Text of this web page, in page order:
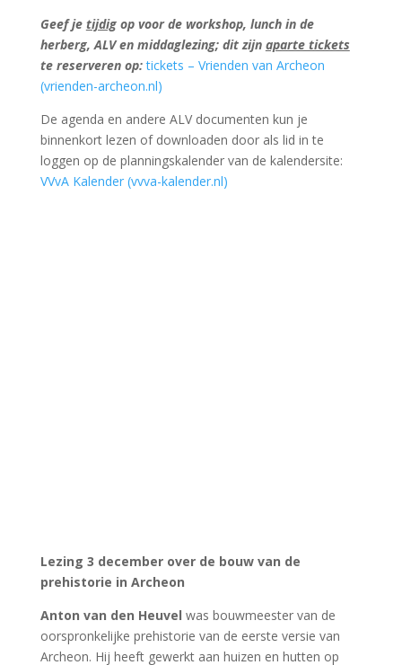
Geef je tijdigop voor de workshop, lunch in de
herberg, ALV en middaglezing; dit zijn aparte tickets
te reserveren op:tickets – Vrienden van Archeon
(vrienden-archeon.nl)
De agenda en andere ALV documenten kun je
binnenkort lezen of downloaden door als lid in te
loggen op de planningskalender van de kalendersite:
VVvA Kalender (vvva-kalender.nl)
decor van het museumpark. Ze zijn namelijk gebaseerd
op archeologische opgravingen en ze zijn zo veel
mogelijk authentiek gereconstrueerd. Het is
wetenschap! Medewerkers en vrijwilligers hebben hier
met hart en ziel aan gewerkt en zo waardevolle
vaardigheden verworven die ze nog steeds kunnen